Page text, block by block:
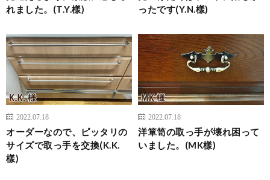
れました。(T.Y.樣)
ったです(Y.N.樣)
2022.07.18
オーダーなので、ピッタリの
サイズで取っ手を交換(K.K.
樣)
2022.07.18
洋箪笥の取っ手が壊れ困って
いました。(MK樣)